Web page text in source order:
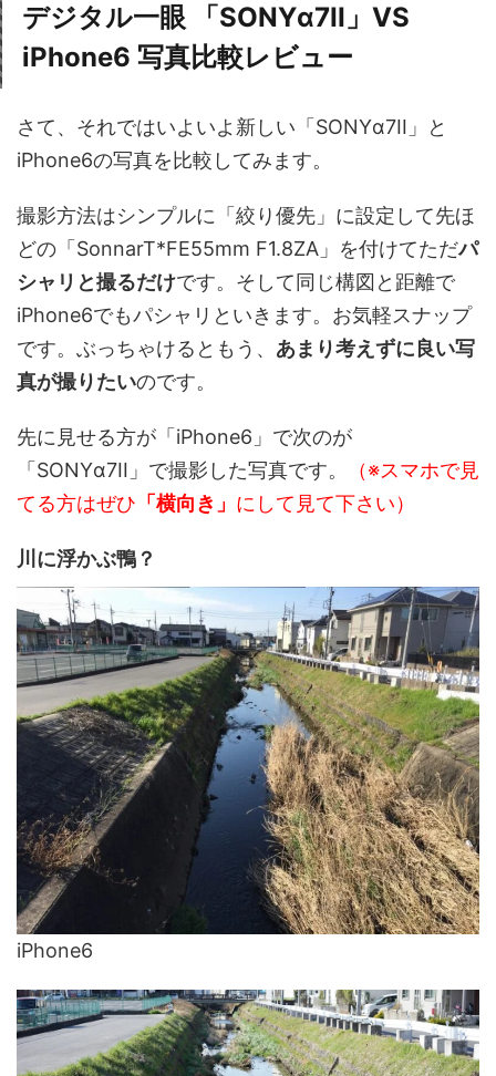
デジタル一眼 「SONYα7II」VS
iPhone6 写真比較レビュー
さて、それではいよいよ新しい「SONYα7II」と
iPhone6の写真を比較してみます。
撮影方法はシンプルに「絞り優先」に設定して先ほ
どの「SonnarT*FE55mm F1.8ZA」を付けてただパ
シャリと撮るだけです。そして同じ構図と距離で
iPhone6でもパシャリといきます。お気軽スナップ
です。ぶっちゃけるともう、 あまり考えずに良い写
真が撮りたいのです。
先に見せる方が「iPhone6」で次のが
「SONYα7II」で撮影した写真です。
（※スマホで見
てる方はぜひ 「横向き」 にして見て下さい）
川に浮かぶ鴨？
iPhone6